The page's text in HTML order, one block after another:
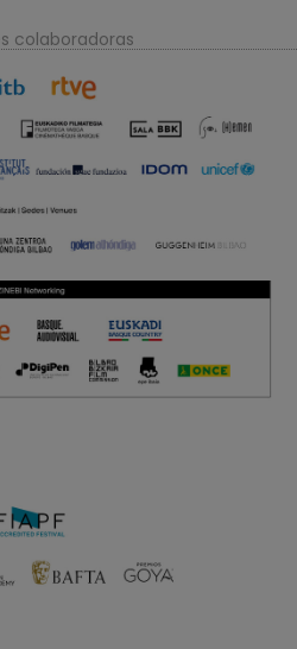
colaboradoras